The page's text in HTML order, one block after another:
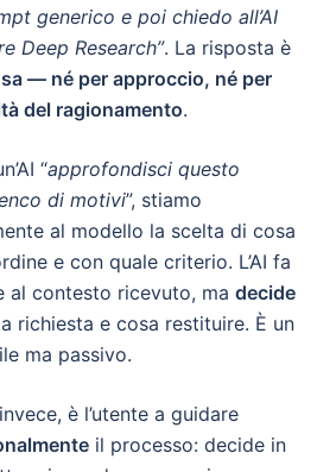
generico e poi chiedo all’AI
Deep Research”. La risposta è
— né per approccio, né per
del ragionamento.
“approfondisci questo
di motivi”, stiamo
al modello la scelta di cosa
e con quale criterio. L’AI fa
al contesto ricevuto, ma decide
richiesta e cosa restituire. È un
ma passivo.
è l’utente a guidare
il processo: decide in